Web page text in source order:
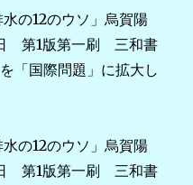
の12のウソ」烏賀陽
第1版第一刷 三和書
「国際問題」に拡大し
の12のウソ」烏賀陽
第1版第一刷 三和書